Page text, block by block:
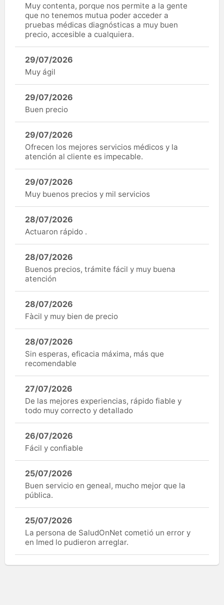
Muy contenta, porque nos permite a la gente
que no tenemos mutua poder acceder a
pruebas médicas diagnósticas a muy buen
precio, accesible a cualquiera.
29/07/2026
Muy ágil
29/07/2026
Buen precio
29/07/2026
Ofrecen los mejores servicios médicos y la
atención al cliente es impecable.
29/07/2026
Muy buenos precios y mil servicios
28/07/2026
Actuaron rápido .
28/07/2026
Buenos precios, trámite fácil y muy buena
atención
28/07/2026
Fàcil y muy bien de precio
28/07/2026
Sin esperas, eficacia máxima, más que
recomendable
27/07/2026
De las mejores experiencias, rápido fiable y
todo muy correcto y detallado
26/07/2026
Fácil y confiable
25/07/2026
Buen servicio en geneal, mucho mejor que la
pública.
25/07/2026
La persona de SaludOnNet cometió un error y
en Imed lo pudieron arreglar.